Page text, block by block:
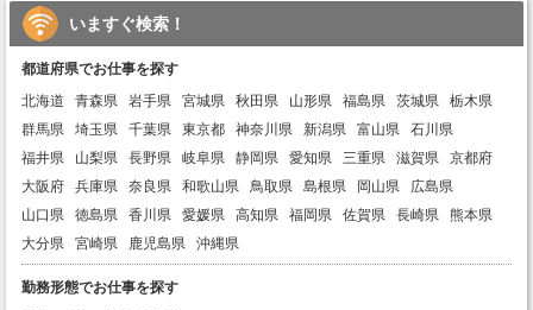
いますぐ検索！
都道府県でお仕事を探す
北海道
青森県 岩手県 宮城県 秋田県 山形県 福島県 茨城県
栃木県
群馬県
埼玉県 千葉県 東京都 神奈川県 新潟県 富山県
石川県
福井県
山梨県 長野県 岐阜県 静岡県 愛知県 三重県 滋賀県
京都府
大阪府
兵庫県 奈良県 和歌山県 鳥取県 島根県 岡山県
広島県
山口県
徳島県 香川県 愛媛県 高知県 福岡県 佐賀県 長崎県
熊本県
大分県
宮崎県 鹿児島県 沖縄県
勤務形態でお仕事を探す